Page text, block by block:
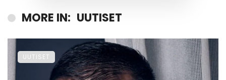
MORE IN: UUTISET
UUTISET